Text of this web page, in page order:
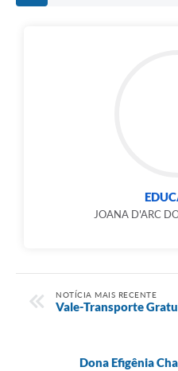
JOANA D'ARC
NOTÍCIA MAIS RECENTE
Vale-Transporte
Dona Efigênia